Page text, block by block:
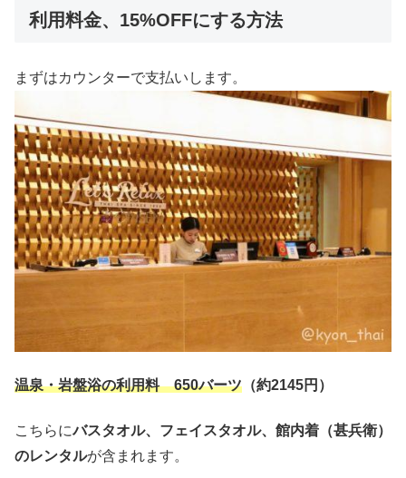
利用料金、15%OFFにする方法
まずはカウンターで支払いします。
温泉・岩盤浴の利用料 650バーツ （約2145円）
こちらにバスタオル、フェイスタオル、館内着（甚兵衛）
のレンタルが含まれます。